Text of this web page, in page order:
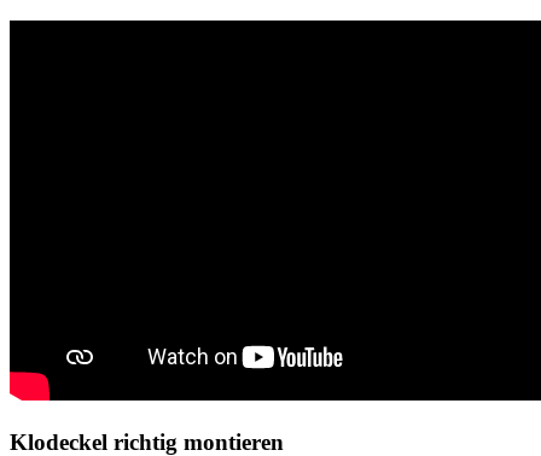
Klodeckel richtig montieren